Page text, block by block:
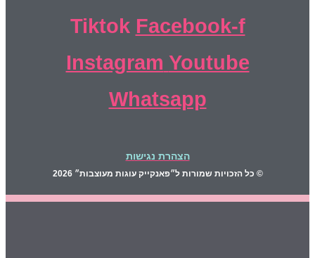
Tiktok Facebook-f
Instagram Youtube
Whatsapp
הצהרת נגישות
© כל הזכויות שמורות ל״פאנקייק עוגות מעוצבות״ 2026